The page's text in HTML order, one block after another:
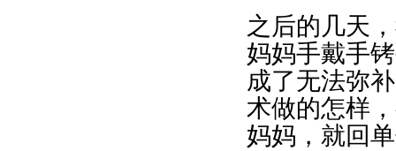
之后的几天
妈妈手戴手
成了无法弥
术做的怎样
妈妈，就回